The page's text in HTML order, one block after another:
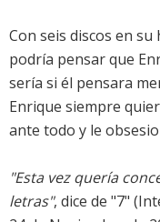
Con seis discos en
podría pensar que
sería si él pensara
Enrique siempre
ante todo y le
"Esta vez quería
letras", dice de "7"